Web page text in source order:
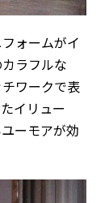
ォームがイ
ラフルな
ワークで表
イリュー
ーモアが効